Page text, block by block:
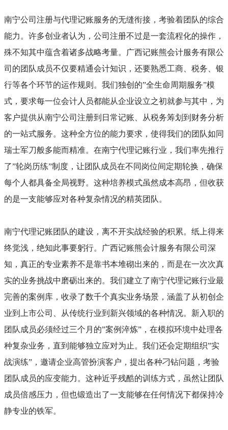
南宁公司注册与代理记账服务的无缝衔接，考验着团队的综合
能力。许多创业者认为，公司注册不过是一套流程化的操作，
殊不知其中蕴含着诸多战略考量。广西记账熊会计服务有限公
司的团队成员不仅要精通会计知识，还要熟悉工商、税务、银
行等各个环节的运作规则。我们独创的”全生命周期服务”模
式，要求每一位会计人员都能从企业设立之初就参与其中，为
客户提供从南宁公司注册到日常记账、从税务筹划到财务分析
的一站式服务。这种全方位的能力要求，使得我们的团队如同
瑞士军刀般多能而精准。在南宁代理记账行业，我们率先推行
了”轮岗历练”制度，让团队成员在不同岗位间定期轮换，确保
每个人都具备全局视野。这种培养模式虽然成本高昂，但收获
的是一支能够应对各种复杂情况的精英团队。
南宁代理记账团队的建设，离不开实战经验的积累。纸上得来
终觉浅，绝知此事要躬行。广西记账熊会计服务有限公司深
知，真正的专业素养不是靠书本堆砌出来的，而是在一次次真
实的业务挑战中磨砺出来的。我们建立了南宁代理记账行业最
完善的案例库，收录了数千个真实业务场景，涵盖了从初创企
业到上市公司、从传统行业到新兴领域的各种情况。新入职的
团队成员必须经过三个月的”案例淬炼”，在模拟环境中处理各
种复杂业务，直到能够独立应对为止。我们还会定期组织”实
战演练”，邀请企业高管扮演客户，提出各种刁钻问题，考验
团队成员的应变能力。这种近乎残酷的训练方式，虽然让团队
成员倍感压力，但也锻造出了一支能够在任何情况下都保持冷
静专业的铁军。